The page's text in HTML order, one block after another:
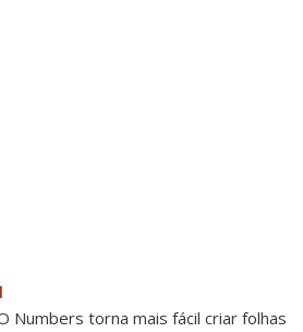
Numbers torna mais fácil criar folhas